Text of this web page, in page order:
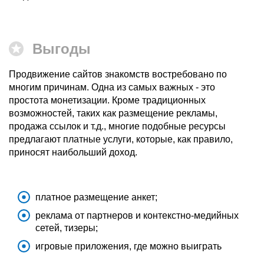
Выгоды
Продвижение сайтов знакомств востребовано по
многим причинам. Одна из самых важных - это
простота монетизации. Кроме традиционных
возможностей, таких как размещение рекламы,
продажа ссылок и т.д., многие подобные ресурсы
предлагают платные услуги, которые, как правило,
приносят наибольший доход.
платное размещение анкет;
реклама от партнеров и контекстно-медийных
сетей, тизеры;
игровые приложения, где можно выиграть